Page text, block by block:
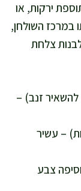
עם תוספת ירקות, או
במרכז השולחן,
צלחת
להשאיר זנב) –
טבעי לא ממותק (כ-2 כפות) – עשיר
– מוסיפה צבע